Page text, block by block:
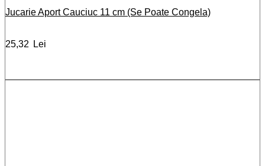
Jucarie Aport Cauciuc 11 cm (Se Poate Congela)
25,32 Lei